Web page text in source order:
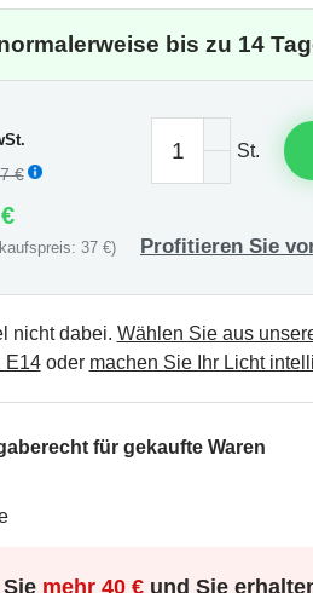
bis zu 14
€
37 €)
St.
Profitieren Sie
nicht dabei. Wählen Sie aus
E14oder machen Sie Ihr Licht
für gekaufte Waren
mehr 40 € und Sie